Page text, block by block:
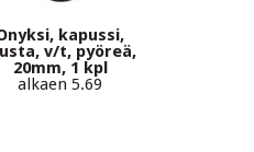
kapussi,
v/t, pyöreä,
20mm, 1 kpl
alkaen 5.69